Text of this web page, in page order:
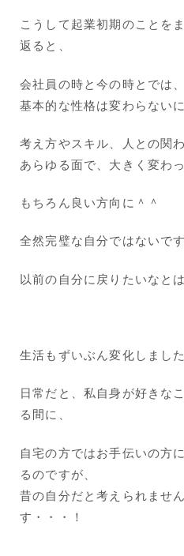
こうして起業初期のことを
返ると、
会社員の時と今の時とでは、
基本的な性格は変わらないに
考え方やスキル、人との関
あらゆる面で、大きく変わ
もちろん良い方向に＾＾
全然完璧な自分ではないです
以前の自分に戻りたいなと
生活もずいぶん変化しました
日常だと、私自身が好きな
る間に、
自宅の方ではお手伝いの方
るのですが、
昔の自分だと考えられませ
す・・・！